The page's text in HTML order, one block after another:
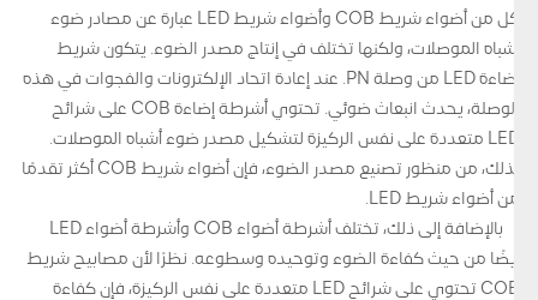
كل من أضواء شريط COB وأضواء شريط LED عبارة عن مصادر ضوء
أشباه الموصلات، ولكنها تختلف في إنتاج مصدر الضوء. يتكون شريط
إضاءة LED من وصلة PN. عند إعادة اتحاد الإلكترونات والفجوات في هذه
الوصلة، يحدث انبعاث ضوئي. تحتوي أشرطة إضاءة COB على شرائح
LED متعددة على نفس الركيزة لتشكيل مصدر ضوء أشباه الموصلات.
لذلك، من منظور تصنيع مصدر الضوء، فإن أضواء شريط COB أكثر تقدمًا
من أضواء شريط LED.
بالإضافة إلى ذلك، تختلف أشرطة أضواء COB وأشرطة أضواء LED
أيضًا من حيث كفاءة الضوء وتوحيده وسطوعه. نظرًا لأن مصابيح شريط
COB تحتوي على شرائح LED متعددة على نفس الركيزة، فإن كفاءة